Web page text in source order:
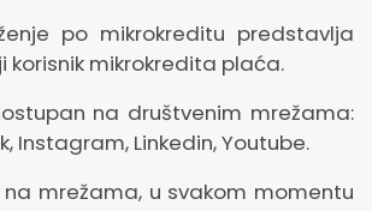
po mikrokreditu predstavlja
korisnik mikrokredita plaća.
na društvenim mrežama:
Instagram, Linkedin, Youtube.
mrežama, u svakom momentu